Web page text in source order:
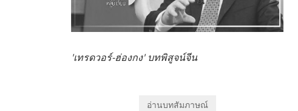
'เทรดวอร์-ฮ่องกง' บทพิสูจน์จีน
อ่านบทสัมภาษณ์